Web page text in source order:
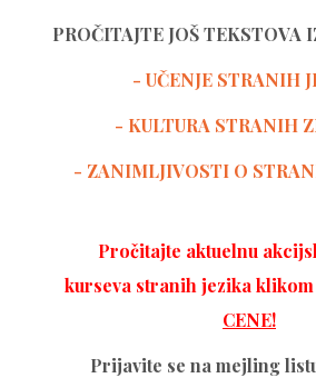
PROČITAJTE JOŠ TEKSTOVA
- UČENJE STRANIH
- KULTURA STRANIH
- ZANIMLJIVOSTI O
Pročitajte aktuelnu
kurseva stranih jezika klikom
CENE!
Prijavite se na mejling